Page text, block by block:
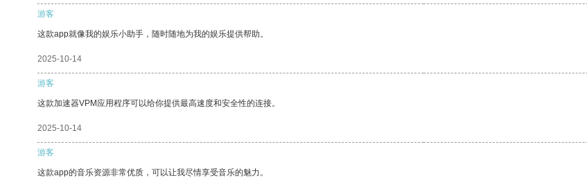
游客
这款app就像我的娱乐小助手，随时随地为我的娱乐提供帮助。
2025-10-14
游客
这款加速器VPM应用程序可以给你提供最高速度和安全性的连接。
2025-10-14
游客
这款app的音乐资源非常优质，可以让我尽情享受音乐的魅力。